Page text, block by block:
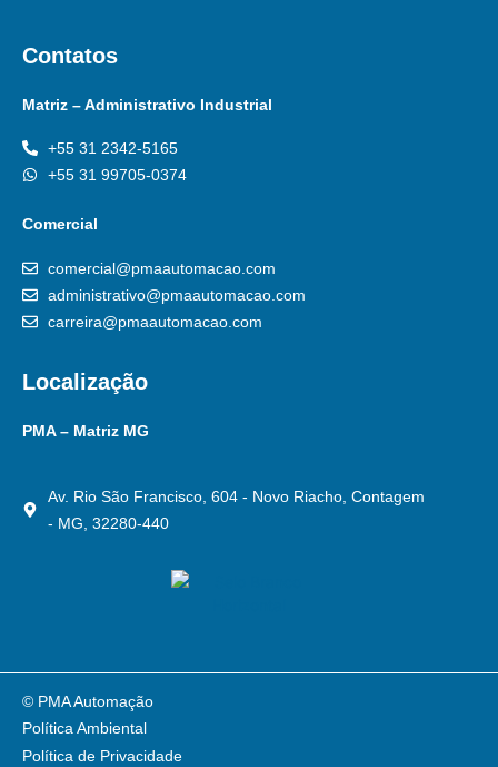
Contatos
Matriz – Administrativo Industrial
+55 31 2342-5165
+55 31 99705-0374
Comercial
comercial@pmaautomacao.com
administrativo@pmaautomacao.com
carreira@pmaautomacao.com
Localização
PMA – Matriz MG
Av. Rio São Francisco, 604 - Novo Riacho, Contagem
- MG, 32280-440
Política Ambiental
Política de Privacidade
© PMA Automação